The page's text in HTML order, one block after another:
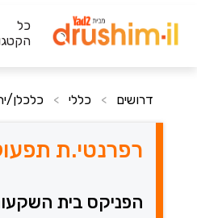
כל
דרושים > כללי > כלכלן/ית
רפרנטי.ת
הפניקס בית